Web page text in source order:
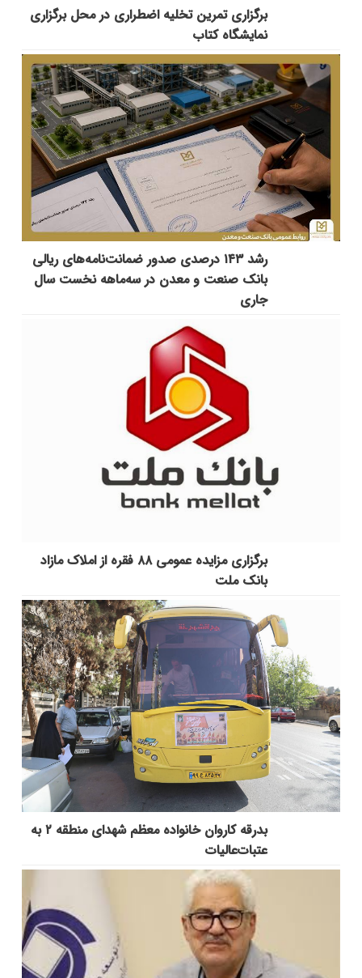
برگزاری تمرین تخلیه اضطراری در محل برگزاری
نمایشگاه کتاب
رشد ۱۴۳ درصدی صدور ضمانت‌نامه‌های ریالی
بانک صنعت و معدن در سه‌ماهه نخست سال
جاری
برگزاری مزایده عمومی ۸۸ فقره از املاک مازاد
بانک ملت
بدرقه کاروان خانواده معظم شهدای منطقه ۲ به
عتبات‌عالیات